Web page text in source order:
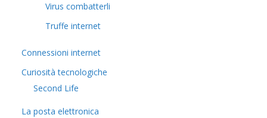
Virus combatterli
Truffe internet
Connessioni internet
Curiosità tecnologiche
​Second Life
La posta elettronica